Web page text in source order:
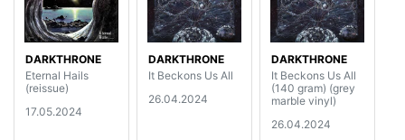
DARKTHRONE
Eternal Hails
(reissue)
17.05.2024
DARKTHRONE
It Beckons Us All
26.04.2024
DARKTHRONE
It Beckons Us All
(140 gram) (grey
marble vinyl)
26.04.2024